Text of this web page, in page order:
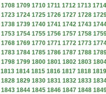
1708 1709 1710 1711 1712 1713 1714
1723 1724 1725 1726 1727 1728
1738 1739 1740 1741 1742 1743
1753 1754 1755 1756 1757 1758
1768 1769 1770 1771 1772 1773
1783 1784 1785 1786 1787 1788
1798 1799 1800 1801 1802 1803
1813 1814 1815 1816 1817 1818 1819
1828 1829 1830 1831 1832 1833
1843 1844 1845 1846 1847 1848